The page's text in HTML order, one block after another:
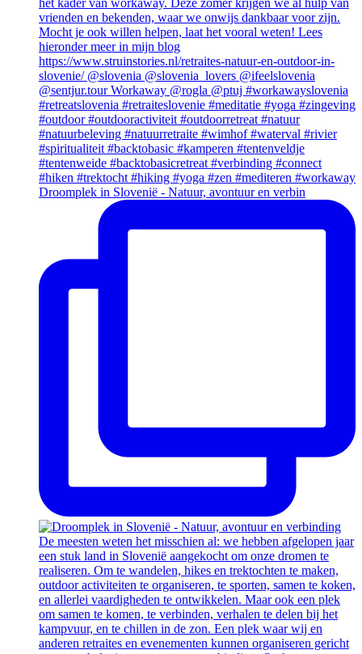
Droomplek in Slovenië - Natuur, avontuur en verbin